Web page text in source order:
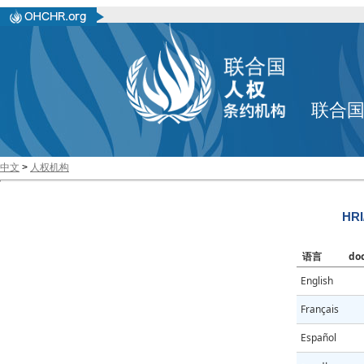
联合
中文 > 人权机构
语言
English
Français
Español